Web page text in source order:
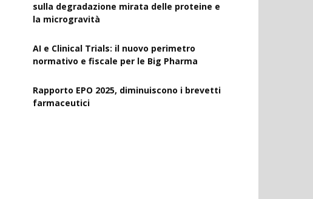
sulla degradazione mirata delle proteine e
la microgravità
AI e Clinical Trials: il nuovo perimetro
normativo e fiscale per le Big Pharma
Rapporto EPO 2025, diminuiscono i brevetti
farmaceutici